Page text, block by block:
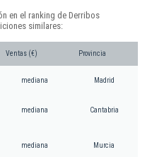
en el ranking de Derribos
similares:
Ventas (€) Provincia
mediana Madrid
mediana Cantabria
mediana Murcia